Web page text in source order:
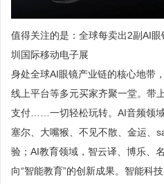
值得关注的是：全球每卖出2副AI
圳国际移动电子展
身处全球AI眼镜产业链的核心地带
线上平台等多元买家齐聚一堂。带
支付……一切轻松玩转。AI音频领
塞尔、大嘴猴、不见不散、金运、
验；AI教育领域，智云译、博乐、
向“智能教育”的创新成果。智能科技